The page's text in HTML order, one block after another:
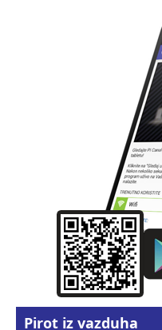
Pirot iz vazduha